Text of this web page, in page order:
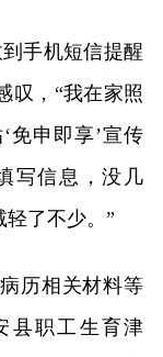
手机短信提醒
叹，“我在家照
免申即享’宣传
写信息，没几
了不少。”
历相关材料等
县职工生育津